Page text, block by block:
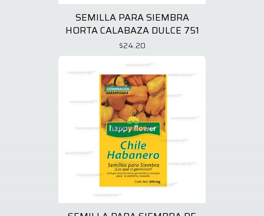
SEMILLA PARA SIEMBRA
HORTA CALABAZA DULCE 751
$24.20